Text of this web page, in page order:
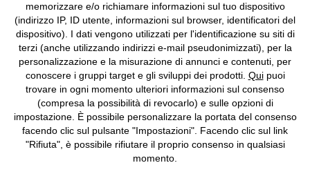
© 2026 bonprix.
Tutti i diritti riservati.
bonprix S.r.l. con socio unico, sede legale: via Adua 33 - 13855
Valdengo (BI) C.F. 01510910027 - P.I. 01939830020, Reg. Imprese di
Biella n. 01510910027, R.E.A. BI - 171345, N. Reg. Pile:
IT09060P00000858, N. Reg. AEE: IT08020000002105 Capitale
Sociale: euro 1.000.000 i.v, Società soggetta all'attività di direzione
e coordinamento di bonprix Beteiligungs -Verwaltungsgesellschaft
mbH.
memorizzare e/o richiamare informazioni sul tuo dispositivo
(indirizzo IP, ID utente, informazioni sul browser, identificatori del
dispositivo). I dati vengono utilizzati per l'identificazione su siti di
terzi (anche utilizzando indirizzi e-mail pseudonimizzati), per la
personalizzazione e la misurazione di annunci e contenuti, per
conoscere i gruppi target e gli sviluppi dei prodotti. Quipuoi
trovare in ogni momento ulteriori informazioni sul consenso
(compresa la possibilità di revocarlo) e sulle opzioni di
impostazione. È possibile personalizzare la portata del consenso
facendo clic sul pulsante "Impostazioni". Facendo clic sul link
"Rifiuta", è possibile rifiutare il proprio consenso in qualsiasi
momento.